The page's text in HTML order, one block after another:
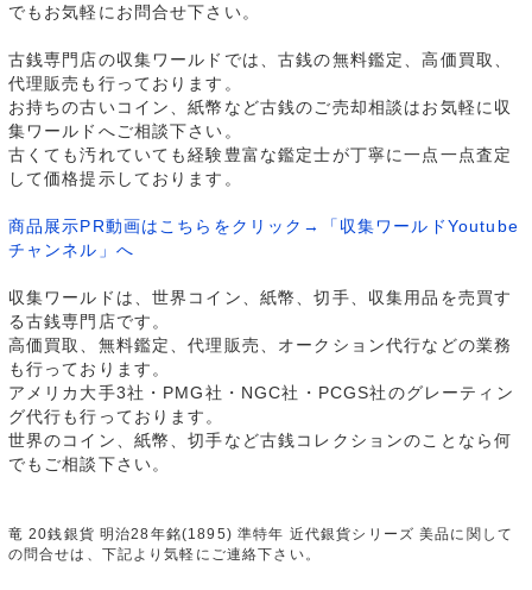
でもお気軽にお問合せ下さい。
古銭専門店の収集ワールドでは、古銭の無料鑑定、高価買取、
代理販売も行っております。
お持ちの古いコイン、紙幣など古銭のご売却相談はお気軽に収
集ワールドへご相談下さい。
古くても汚れていても経験豊富な鑑定士が丁寧に一点一点査定
して価格提示しております。
商品展示PR動画はこちらをクリック→「収集ワールドYoutube
チャンネル」へ
収集ワールドは、世界コイン、紙幣、切手、収集用品を売買す
る古銭専門店です。
高価買取、無料鑑定、代理販売、オークション代行などの業務
も行っております。
アメリカ大手3社・PMG社・NGC社・PCGS社のグレーティン
グ代行も行っております。
世界のコイン、紙幣、切手など古銭コレクションのことなら何
でもご相談下さい。
竜 20銭銀貨 明治28年銘(1895) 準特年 近代銀貨シリーズ 美品に関して
の問合せは、下記より気軽にご連絡下さい。